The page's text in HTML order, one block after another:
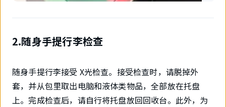
2.随身手提行李检查
随身手提行李接受 X光检查。接受检查时，请脱掉外
套，并从包里取出电脑和液体类物品，全部放在托盘
上。完成检查后，请自行将托盘放回回收台。此外，为